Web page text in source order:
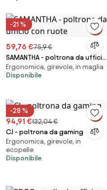
-21 %
59,76 €75,9 €
SAMANTHA - poltrona da ufficio
con ruote
Ergonomica, girevole, in maglia
Disponibile
-28 %
94,91 €132,04 €
CJ - poltrona da gaming
Ergonomica, girevole, in
ecopelle
Disponibile